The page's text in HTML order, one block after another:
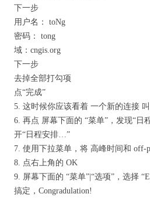
下一步
用户名： toNg
密码： tong
域：cngis.org
下一步
去掉全部打勾项
点“完成”
5. 这时候你应该看着 一个新的连接 叫
6. 再点 屏幕下面的 “菜单”，发现“
开“日程安排…”
7. 使用下拉菜单，将 高峰时间和 off-
8. 点右上角的 OK
9. 屏幕下面的 “菜单”|“选项”，选择
搞定，Congradulation!